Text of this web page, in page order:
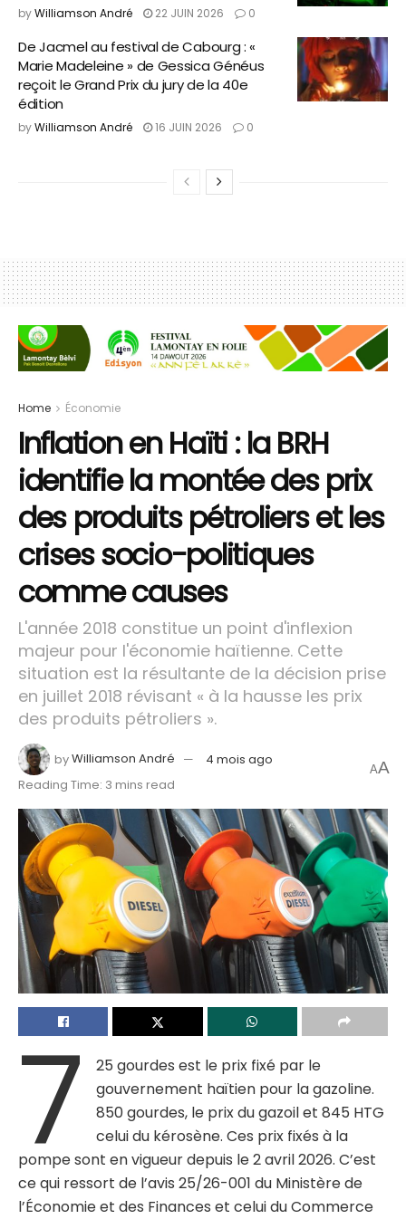
byWilliamson André 22 JUIN 2026 0
De Jacmel au festival de Cabourg : «
Marie Madeleine » de Gessica Généus
reçoit le Grand Prix du jury de la 40e
édition
byWilliamson André 16 JUIN 2026 0
Home Économie
Inflation en Haïti : la BRH
identifie la montée des prix
des produits pétroliers et les
crises socio-politiques
comme causes
L'année 2018 constitue un point d'inflexion
majeur pour l'économie haïtienne. Cette
situation est la résultante de la décision prise
en juillet 2018 révisant « à la hausse les prix
des produits pétroliers ».
byWilliamson André
4 mois ago
Reading Time: 3 mins read
AA
7
25 gourdes est le prix fixé par le
gouvernement haïtien pour la gazoline.
850 gourdes, le prix du gazoil et 845 HTG
celui du kérosène. Ces prix fixés à la
pompe sont en vigueur depuis le 2 avril 2026. C’est
ce qui ressort de l’avis 25/26-001 du Ministère de
l’Économie et des Finances et celui du Commerce